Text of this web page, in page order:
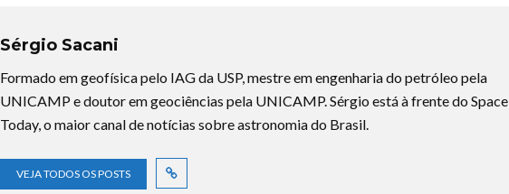
Sérgio Sacani
Formado em geofísica pelo IAG da USP, mestre em engenharia do petróleo pela
UNICAMP e doutor em geociências pela UNICAMP. Sérgio está à frente do Space
Today, o maior canal de notícias sobre astronomia do Brasil.
VEJA TODOS OS POSTS